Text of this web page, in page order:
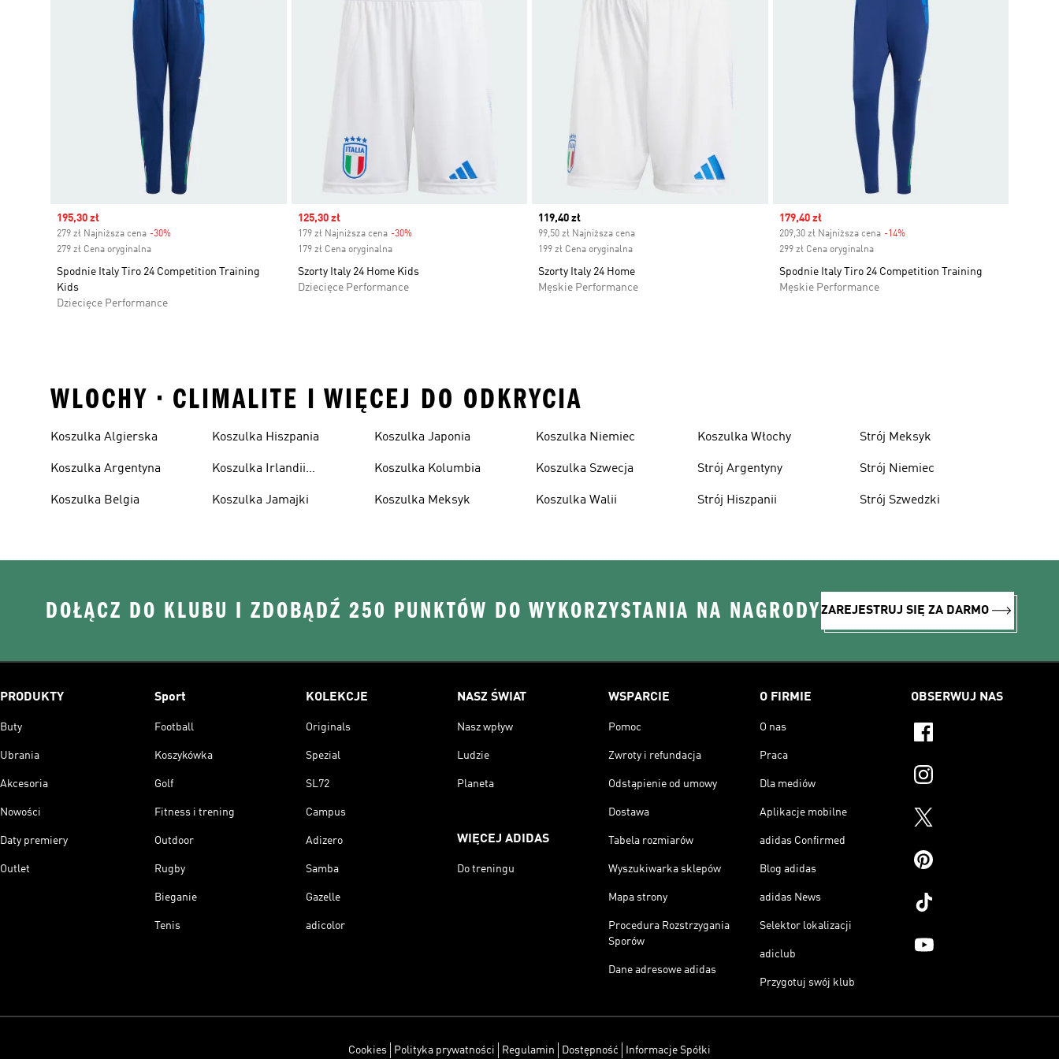
Sale price
195,30 zł
279 zł Najniższa cena -30%
279 zł Cena oryginalna
Spodnie Italy Tiro 24 Competition Training
Kids
Dziecięce Performance
Sale price
125,30 zł
179 zł Najniższa cena -30%Discount
179 zł Cena oryginalna
Szorty Italy 24 Home Kids
Dziecięce Performance
Current price
119,40 zł
99,50 zł Najniższa cena
199 zł Cena oryginalna
Szorty Italy 24 Home
Męskie Performance
Sale price
179,40 zł
209,30 zł Najniższa cena -14%Discount
299 zł Cena oryginalna
Spodnie Italy Tiro 24 Competition Training
Męskie Performance
WLOCHY • CLIMALITE I WIĘCEJ DO ODKRYCIA
Koszulka Algierska
Koszulka Argentyna
Koszulka Belgia
Koszulka Hiszpania
Koszulka Irlandii
Koszulka Jamajki
Koszulka Japonia
Koszulka Kolumbia
Koszulka Meksyk
Koszulka Niemiec
Koszulka Szwecja
Koszulka Walii
Koszulka Włochy
Strój Argentyny
Strój Hiszpanii
Strój Meksyk
Strój Niemiec
Strój Szwedzki
DOŁĄCZ DO KLUBU I ZDOBĄDŹ 250 PUNKTÓW DO WYKORZYSTANIA NA NAGRODYZAREJESTRUJ SIĘ ZA DARMO
PRODUKTY
Buty
Ubrania
Akcesoria
Nowości
Daty premiery
Outlet
Sport
Football
Koszykówka
Golf
Fitness i trening
Outdoor
Rugby
Bieganie
Tenis
KOLEKCJE
Originals
Spezial
SL72
Campus
Adizero
Samba
Gazelle
adicolor
NASZ ŚWIAT
Nasz wpływ
Ludzie
Planeta
WIĘCEJ ADIDAS
Do treningu
WSPARCIE
Pomoc
Zwroty i refundacja
Odstąpienie od umowy
Dostawa
Tabela rozmiarów
Wyszukiwarka sklepów
Mapa strony
Procedura Rozstrzygania
Sporów
Dane adresowe adidas
O FIRMIE
O nas
Praca
Dla mediów
Aplikacje mobilne
adidas Confirmed
Blog adidas
adidas News
Selektor lokalizacji
adiclub
Przygotuj swój klub
OBSERWUJ NAS
Cookies Polityka prywatności Regulamin Dostępność Informacje Spółki